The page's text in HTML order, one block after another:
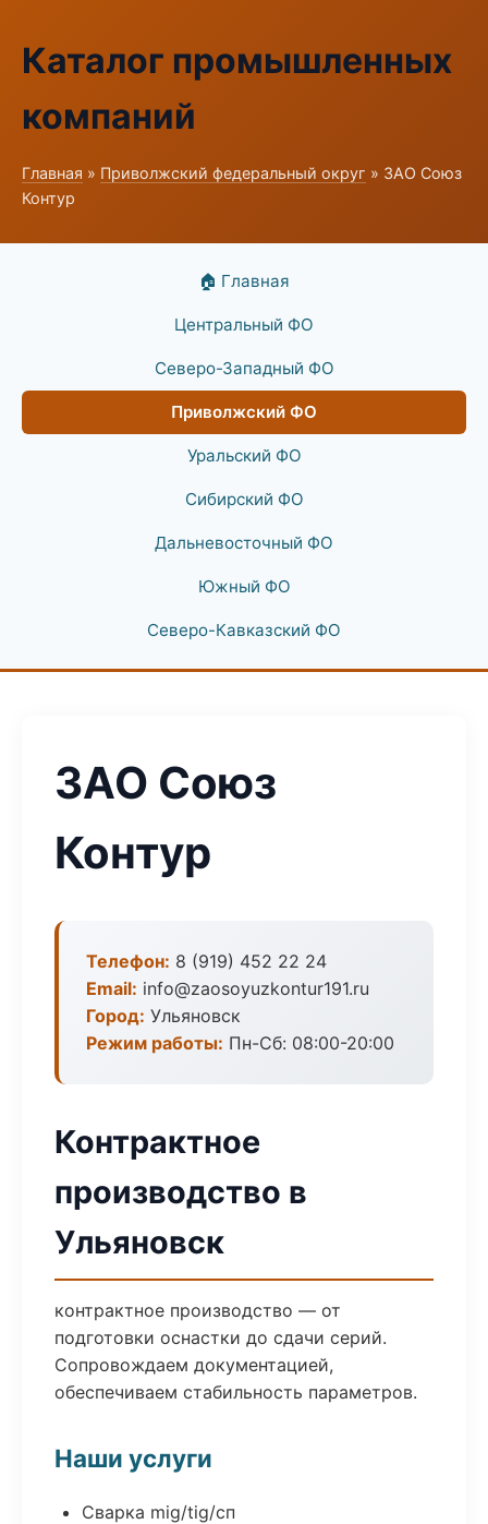
Каталог промышленных
компаний
Главная » Приволжский федеральный округ » ЗАО Союз
Контур
🏠 Главная
Центральный ФО
Северо-Западный ФО
Приволжский ФО
Уральский ФО
Сибирский ФО
Дальневосточный ФО
Южный ФО
Северо-Кавказский ФО
ЗАО Союз
Контур
Телефон: 8 (919) 452 22 24
Email: info@zaosoyuzkontur191.ru
Город: Ульяновск
Режим работы: Пн-Сб: 08:00-20:00
Контрактное
производство в
Ульяновск
контрактное производство — от
подготовки оснастки до сдачи серий.
Сопровождаем документацией,
обеспечиваем стабильность параметров.
Наши услуги
Сварка mig/tig/сп